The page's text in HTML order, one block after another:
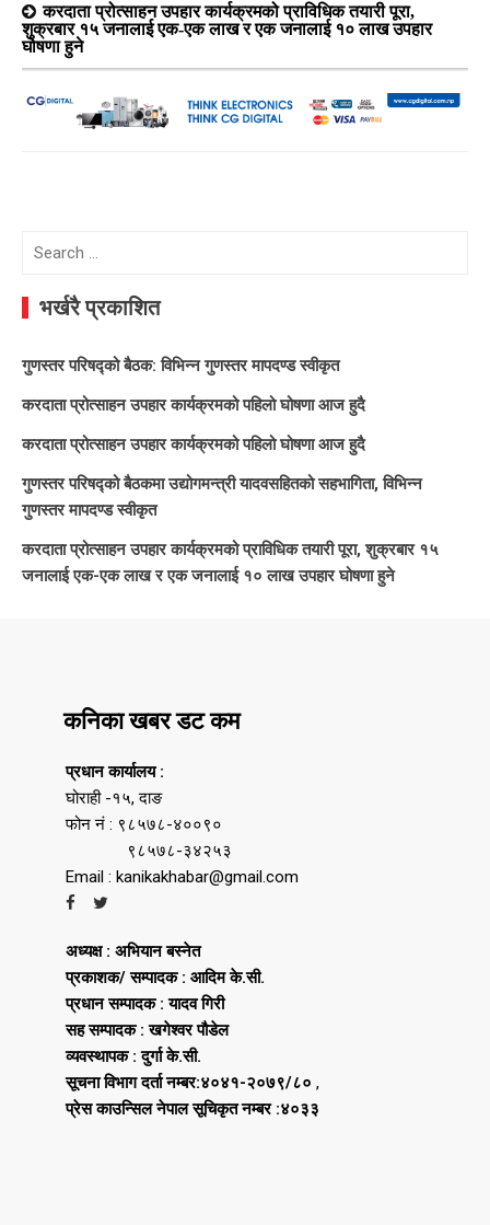
करदाता प्रोत्साहन उपहार कार्यक्रमको प्राविधिक तयारी पूरा,
शुक्रबार १५ जनालाई एक-एक लाख र एक जनालाई १० लाख उपहार
घोषणा हुने
Search
भर्खरै प्रकाशित
गुणस्तर परिषद्को बैठक: विभिन्न गुणस्तर मापदण्ड स्वीकृत
करदाता प्रोत्साहन उपहार कार्यक्रमको पहिलो घोषणा आज हुदै
करदाता प्रोत्साहन उपहार कार्यक्रमको पहिलो घोषणा आज हुदै
गुणस्तर परिषद्को बैठकमा उद्योगमन्त्री यादवसहितको सहभागिता, विभिन्न
गुणस्तर मापदण्ड स्वीकृत
करदाता प्रोत्साहन उपहार कार्यक्रमको प्राविधिक तयारी पूरा, शुक्रबार १५
जनालाई एक-एक लाख र एक जनालाई १० लाख उपहार घोषणा हुने
कनिका खबर डट कम
प्रधान कार्यालय :
घोराही -१५, दाङ
फोन नं : ९८५७८-४००९०
९८५७८-३४२५३
Email : kanikakhabar@gmail.com
अध्यक्ष : अभियान बस्नेत
प्रकाशक/ सम्पादक : आदिम के.सी.
प्रधान सम्पादक : यादव गिरी
सह सम्पादक : खगेश्वर पौडेल
व्यवस्थापक : दुर्गा के.सी.
सूचना विभाग दर्ता नम्बर:४०४१-२०७९/८० ,
प्रेस काउन्सिल नेपाल सूचिकृत नम्बर :४०३३